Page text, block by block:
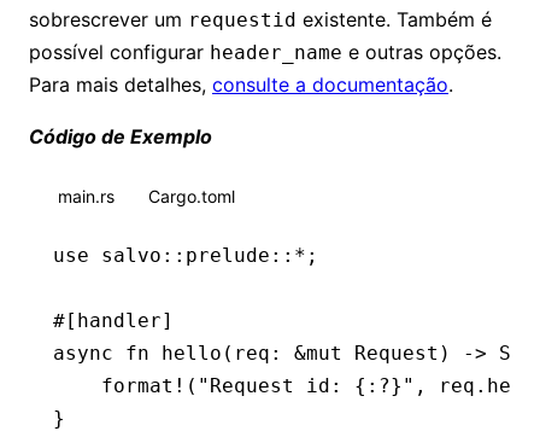
sobrescrever um requestid existente. Também é
possível configurar header_name e outras opções.
Para mais detalhes, consulte a documentação.
Código de Exemplo
main.rs Cargo.toml
use salvo :: prelude ::* ;
#[handler]
async fn hello (req : &mut Request ) ->
    format!
( "Request id: {:?}" , req .
}